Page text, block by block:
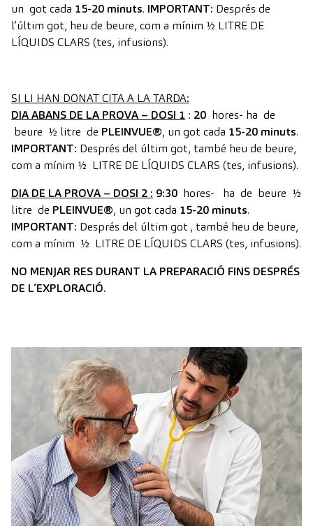
un got cada 15-20 minuts. IMPORTANT: Després de
l’últim got, heu de beure, com a mínim ½ LITRE DE
LÍQUIDS CLARS (tes, infusions).
SI LI HAN DONAT CITA A LA TARDA:
DIA ABANS DE LA PROVA – DOSI 1 : 20 hores- ha de
beure ½ litre de PLEINVUE®, un got cada 15-20 minuts.
IMPORTANT: Després del últim got, també heu de beure,
com a mínim ½ LITRE DE LÍQUIDS CLARS (tes, infusions).
DIA DE LA PROVA – DOSI 2 : 9:30 hores- ha de beure ½
litre de PLEINVUE®, un got cada 15-20 minuts.
IMPORTANT: Després del últim got , també heu de beure,
com a mínim ½ LITRE DE LÍQUIDS CLARS (tes, infusions).
NO MENJAR RES DURANT LA PREPARACIÓ FINS DESPRÉS
DE L´EXPLORACIÓ.